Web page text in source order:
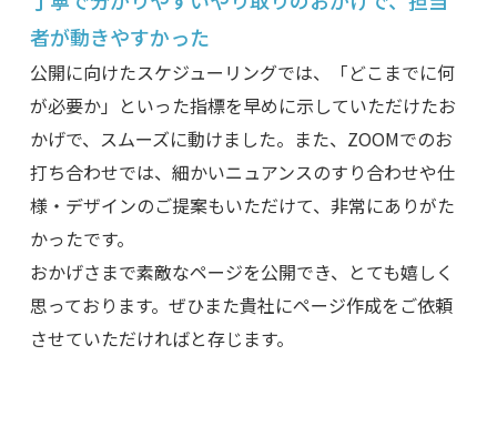
者が動きやすかった
公開に向けたスケジューリングでは、「どこまでに何
が必要か」といった指標を早めに示していただけたお
かげで、スムーズに動けました。また、ZOOMでのお
打ち合わせでは、細かいニュアンスのすり合わせや仕
様・デザインのご提案もいただけて、非常にありがた
かったです。
おかげさまで素敵なページを公開でき、とても嬉しく
思っております。ぜひまた貴社にページ作成をご依頼
させていただければと存じます。